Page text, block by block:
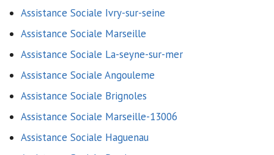
Assistance Sociale Ivry-sur-seine
Assistance Sociale Marseille
Assistance Sociale La-seyne-sur-mer
Assistance Sociale Angouleme
Assistance Sociale Brignoles
Assistance Sociale Marseille-13006
Assistance Sociale Haguenau